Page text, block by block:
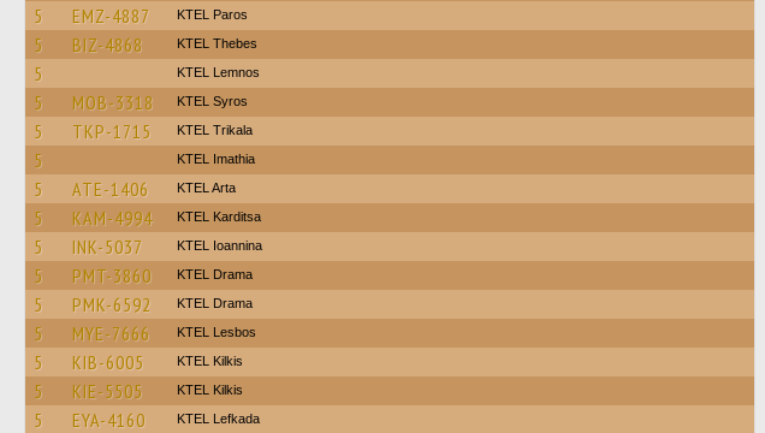
5 EMZ-4887 KTEL Paros
5 BIZ-4868 KTEL Thebes
5 KTEL Lemnos
5 MOB-3318 KTEL Syros
5 TKP-1715 ΚΤΕL Τrikala
5 KTEL Imathia
5 ATE-1406 KTEL Arta
5 KAM-4994 ΚΤΕL Karditsa
5 INK-5037 KTEL Ioannina
5 PMT-3860 KTEL Drama
5 PMK-6592 KTEL Drama
5 MYE-7666 KTEL Lesbos
5 KIB-6005 KTEL Kilkis
5 KIE-5505 KTEL Kilkis
5 EYA-4160 KTEL Lefkada